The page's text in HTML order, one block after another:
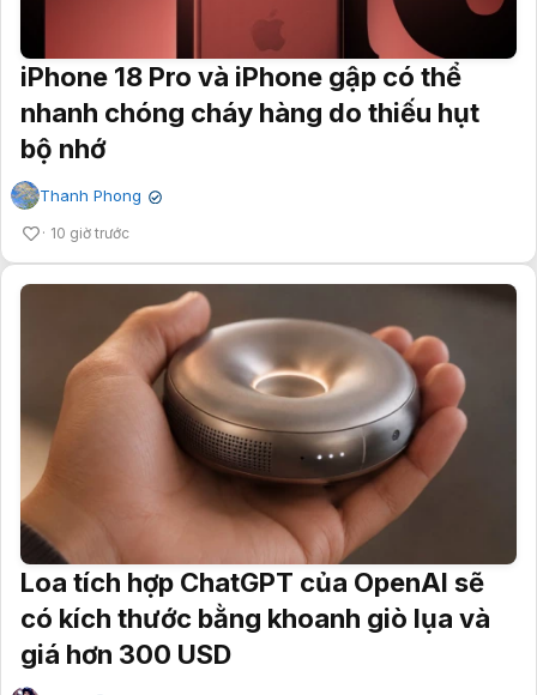
iPhone 18 Pro và iPhone gập có thể
nhanh chóng cháy hàng do thiếu hụt
bộ nhớ
Thanh Phong ✔
10 giờ trước
Loa tích hợp ChatGPT của OpenAI sẽ
có kích thước bằng khoanh giò lụa và
giá hơn 300 USD